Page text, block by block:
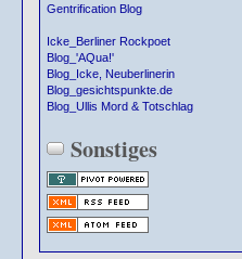
Gentrification Blog
Icke_Berliner Rockpoet
Blog_'AQua!'
Blog_Icke, Neuberlinerin
Blog_gesichtspunkte.de
Blog_Ullis Mord & Totschlag
Sonstiges